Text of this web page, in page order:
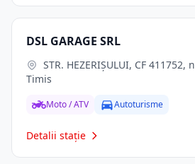
DSL GARAGE SRL
Timis
Moto / ATV Autoturisme
Detalii stație